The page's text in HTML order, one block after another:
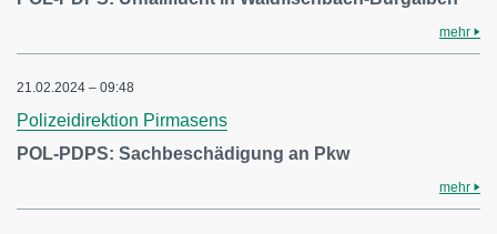
mehr
21.02.2024 – 09:48
Polizeidirektion Pirmasens
POL-PDPS: Sachbeschädigung an Pkw
mehr